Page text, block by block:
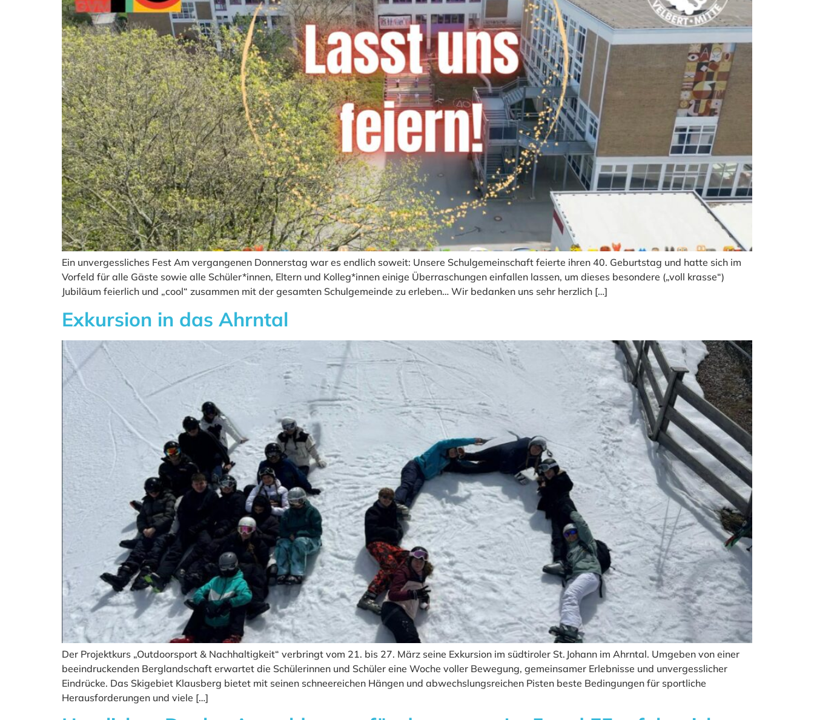
Ein unvergessliches Fest Am vergangenen Donnerstag war es endlich soweit: Unsere Schulgemeinschaft feierte ihren 40. Geburtstag und hatte sich im
Vorfeld für alle Gäste sowie alle Schüler*innen, Eltern und Kolleg*innen einige Überraschungen einfallen lassen, um dieses besondere („voll krasse“)
Jubiläum feierlich und „cool“ zusammen mit der gesamten Schulgemeinde zu erleben… Wir bedanken uns sehr herzlich […]
Exkursion in das Ahrntal
Der Projektkurs „Outdoorsport & Nachhaltigkeit“ verbringt vom 21. bis 27. März seine Exkursion im südtiroler St. Johann im Ahrntal. Umgeben von einer
beeindruckenden Berglandschaft erwartet die Schülerinnen und Schüler eine Woche voller Bewegung, gemeinsamer Erlebnisse und unvergesslicher
Eindrücke. Das Skigebiet Klausberg bietet mit seinen schneereichen Hängen und abwechslungsreichen Pisten beste Bedingungen für sportliche
Herausforderungen und viele […]